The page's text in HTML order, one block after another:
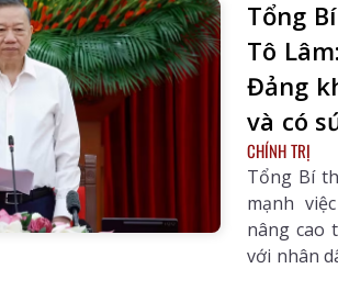
sạt lở đất,
Tổng
Tô
Đảng
và có
CHÍNH TRỊ
Tổng Bí
mạnh
nâng cao
với nhân